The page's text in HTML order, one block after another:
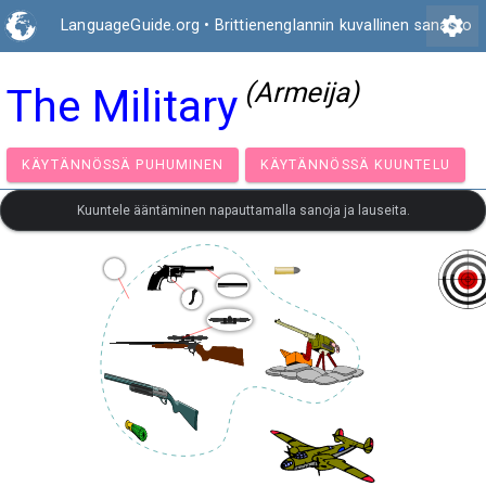
LanguageGuide.org • Brittienenglannin kuvallinen sanasto
settings
The Military (Armeija)
KÄYTÄNNÖSSÄ PUHUMINEN KÄYTÄNNÖSSÄ
Kuuntele ääntäminen napauttamalla sanoja ja lauseita.